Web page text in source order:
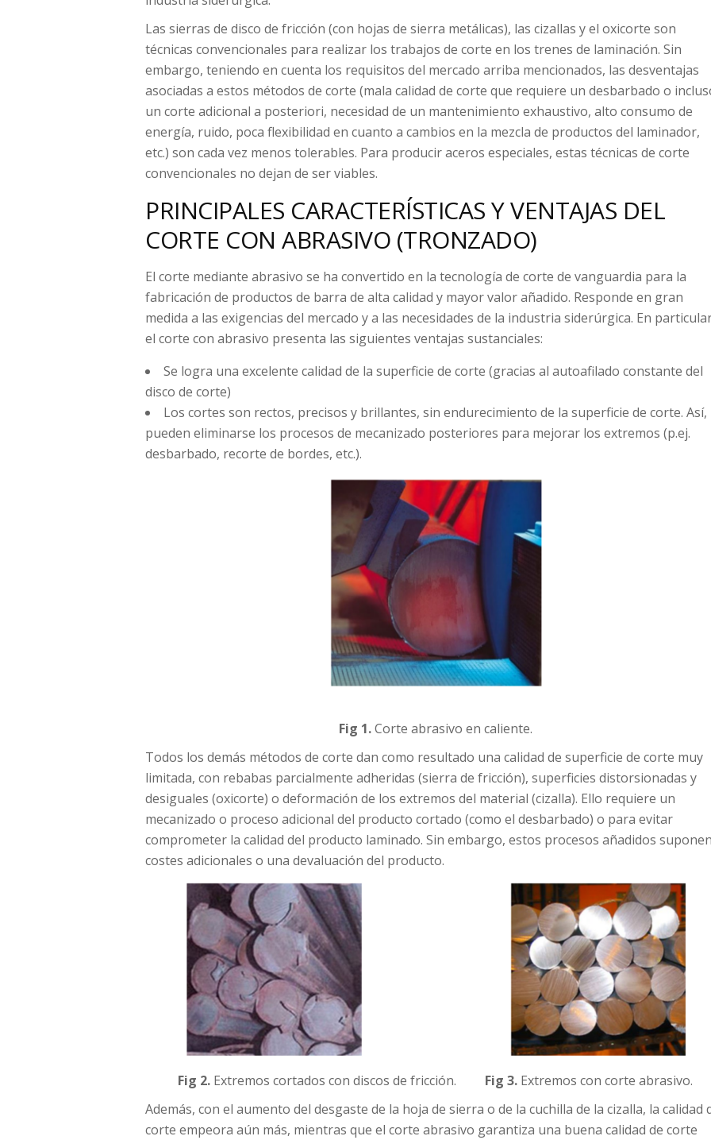
Las sierras de disco de fricción (con hojas de sierra metálicas), las cizallas y el oxicorte son
técnicas convencionales para realizar los trabajos de corte en los trenes de laminación. Sin
embargo, teniendo en cuenta los requisitos del mercado arriba mencionados, las desventajas
asociadas a estos métodos de corte (mala calidad de corte que requiere un desbarbado o
un corte adicional a posteriori, necesidad de un mantenimiento exhaustivo, alto consumo de
energía, ruido, poca flexibilidad en cuanto a cambios en la mezcla de productos del laminador,
etc.) son cada vez menos tolerables. Para producir aceros especiales, estas técnicas de corte
convencionales no dejan de ser viables.
PRINCIPALES CARACTERÍSTICAS Y VENTAJAS DEL
CORTE CON ABRASIVO (TRONZADO)
El corte mediante abrasivo se ha convertido en la tecnología de corte de vanguardia para la
fabricación de productos de barra de alta calidad y mayor valor añadido. Responde en gran
medida a las exigencias del mercado y a las necesidades de la industria siderúrgica. En
el corte con abrasivo presenta las siguientes ventajas sustanciales:
Se logra una excelente calidad de la superficie de corte (gracias al autoafilado constante del
disco de corte)
Los cortes son rectos, precisos y brillantes, sin endurecimiento de la superficie de corte. Así,
pueden eliminarse los procesos de mecanizado posteriores para mejorar los extremos (p.ej.
desbarbado, recorte de bordes, etc.).
Fig 1.Corte abrasivo en caliente.
Todos los demás métodos de corte dan como resultado una calidad de superficie de corte muy
limitada, con rebabas parcialmente adheridas (sierra de fricción), superficies distorsionadas y
desiguales (oxicorte) o deformación de los extremos del material (cizalla). Ello requiere un
mecanizado o proceso adicional del producto cortado (como el desbarbado) o para evitar
comprometer la calidad del producto laminado. Sin embargo, estos procesos añadidos
costes adicionales o una devaluación del producto.
Fig 2. Extremos cortados con discos de fricción. Fig 3. Extremos con corte abrasivo.
Además, con el aumento del desgaste de la hoja de sierra o de la cuchilla de la cizalla, la calidad
corte empeora aún más, mientras que el corte abrasivo garantiza una buena calidad de corte